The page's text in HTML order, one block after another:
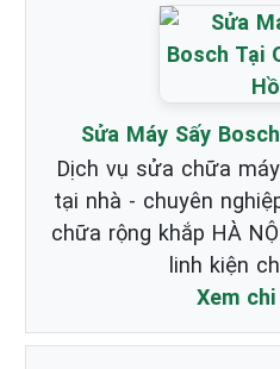
Sửa Máy Sấy
Dịch vụ sửa chữa
tại nhà - chuyên
chữa rộng khắp HÀ
linh kiện
Xem